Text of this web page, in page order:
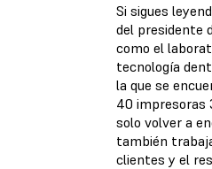
Si sigues
del presidente
como el
tecnología
la que se
40 impresoras
solo volver a
también
clientes y el